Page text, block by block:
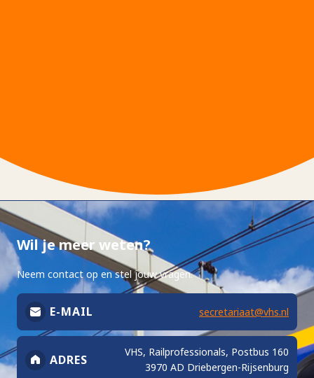
Wil je meer weten?
Neem contact op en stel jouw vragen.
E-MAIL secretariaat@vhs.nl
ADRES
VHS, Railprofessionals, Postbus 160
3970 AD Driebergen-Rijsenburg